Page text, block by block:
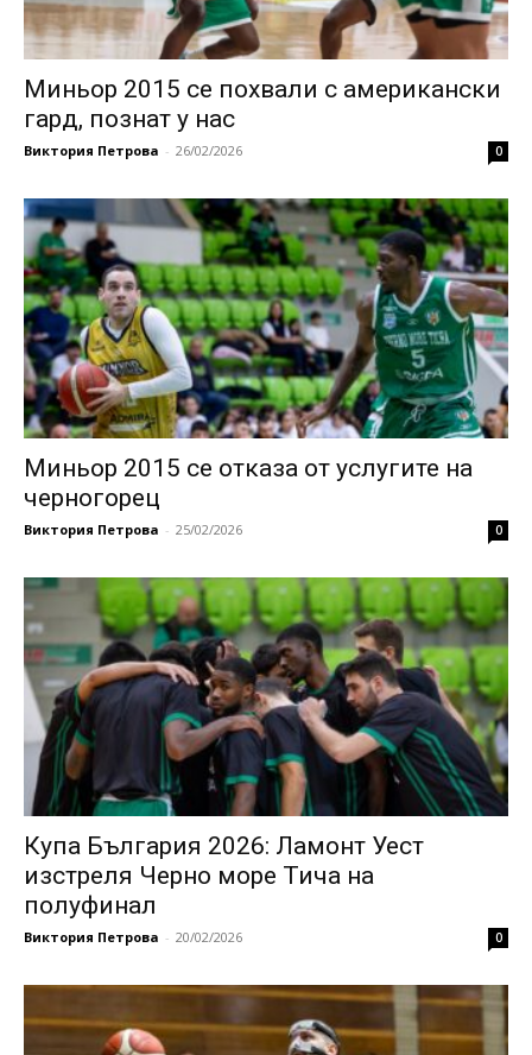
Миньор 2015 се похвали с американски
гард, познат у нас
Виктория Петрова - 26/02/2026 0
Миньор 2015 се отказа от услугите на
черногорец
Виктория Петрова - 25/02/2026 0
Купа България 2026: Ламонт Уест
изстреля Черно море Тича на
полуфинал
Виктория Петрова - 20/02/2026 0